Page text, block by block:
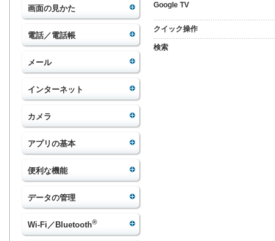
画面の見かた
電話／電話帳
メール
インターネット
カメラ
アプリの基本
便利な機能
データの管理
Wi-Fi／Bluetooth®
Google TV
クイック操作
検索